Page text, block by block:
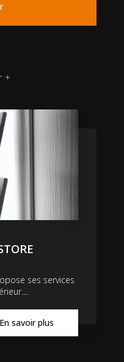
+
ses services
En savoir plus